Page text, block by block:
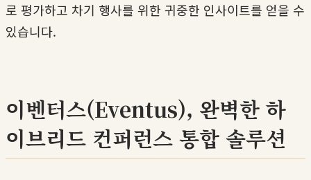
로 평가하고 차기 행사를 위한 귀중한 인사이트를 얻을 수
있습니다.
이벤터스(Eventus), 완벽한 하
이브리드 컨퍼런스 통합 솔루션